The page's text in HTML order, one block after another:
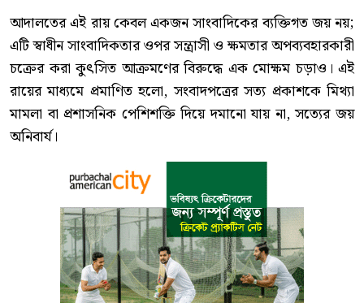
আদালতের এই রায় কেবল একজন সাংবাদিকের ব্যক্তিগত জয় নয়;
এটি স্বাধীন সাংবাদিকতার ওপর সন্ত্রাসী ও ক্ষমতার অপব্যবহারকারী
চক্রের করা কুৎসিত আক্রমণের বিরুদ্ধে এক মোক্ষম চড়াও। এই
রায়ের মাধ্যমে প্রমাণিত হলো, সংবাদপত্রের সত্য প্রকাশকে মিথ্যা
মামলা বা প্রশাসনিক পেশিশক্তি দিয়ে দমানো যায় না, সত্যের জয়
অনিবার্য।